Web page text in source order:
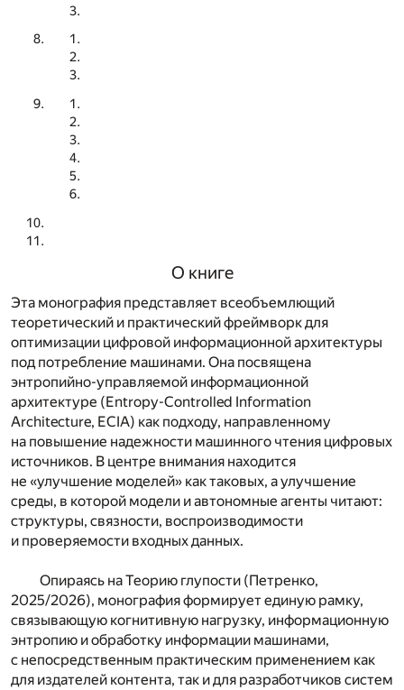
О книге
Эта монография представляет всеобъемлющий
теоретический и практический фреймворк для
оптимизации цифровой информационной архитектуры
под потребление машинами. Она посвящена
энтропийно-управляемой информационной
архитектуре (Entropy-Controlled Information
Architecture, ECIA) как подходу, направленному
на повышение надежности машинного чтения цифровых
источников. В центре внимания находится
не «улучшение моделей» как таковых, а улучшение
среды, в которой модели и автономные агенты читают:
структуры, связности, воспроизводимости
и проверяемости входных данных.
Опираясь на Теорию глупости (Петренко,
2025/2026), монография формирует единую рамку,
связывающую когнитивную нагрузку, информационную
энтропию и обработку информации машинами,
с непосредственным практическим применением как
для издателей контента, так и для разработчиков систем